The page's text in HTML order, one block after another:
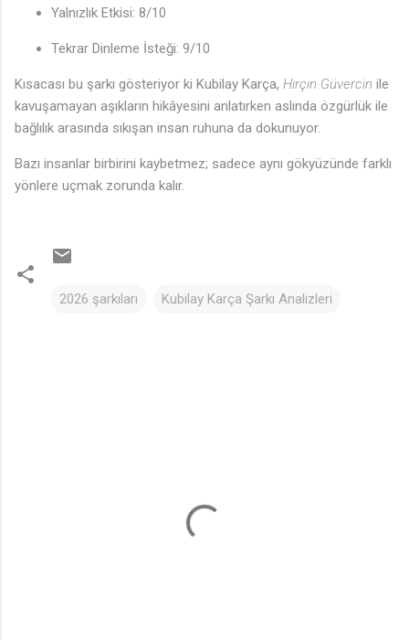
Yalnızlık Etkisi: 8/10
Tekrar Dinleme İsteği: 9/10
Kısacası bu şarkı gösteriyor ki Kubilay Karça, Hırçın Güvercin ile
kavuşamayan aşıkların hikâyesini anlatırken aslında özgürlük ile
bağlılık arasında sıkışan insan ruhuna da dokunuyor.
Bazı insanlar birbirini kaybetmez; sadece aynı gökyüzünde farklı
yönlere uçmak zorunda kalır.
2026 şarkıları Kubilay Karça Şarkı Analizleri